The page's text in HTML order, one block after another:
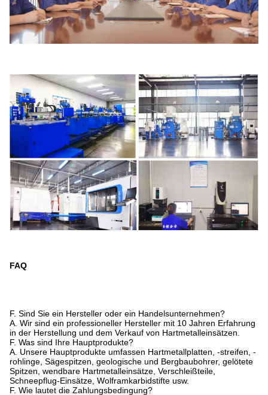
FAQ
F. Sind Sie ein Hersteller oder ein Handelsunternehmen?
A. Wir sind ein professioneller Hersteller mit 10 Jahren Erfahrung
in der Herstellung und dem Verkauf von Hartmetalleinsätzen.
F. Was sind Ihre Hauptprodukte?
A. Unsere Hauptprodukte umfassen Hartmetallplatten, -streifen, -
rohlinge, Sägespitzen, geologische und Bergbaubohrer, gelötete
Spitzen, wendbare Hartmetalleinsätze, Verschleißteile,
Schneepflug-Einsätze, Wolframkarbidstifte usw.
F. Wie lautet die Zahlungsbedingung?